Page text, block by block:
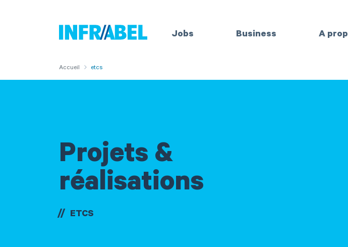
Accueil Jobs Business A
You
here
Accueil etcs
Projets &
réalisations
ETCS